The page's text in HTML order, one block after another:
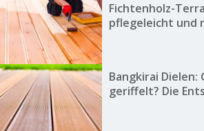
Fichtenholz-
pflegeleicht und
Bangkirai
geriffelt? Die